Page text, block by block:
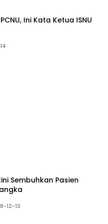
Ini Kata Ketua ISNU
Sembuhkan Pasien
12-13